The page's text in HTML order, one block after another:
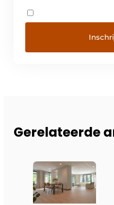
Gerelateerde